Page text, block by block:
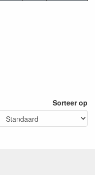
Sorteer op